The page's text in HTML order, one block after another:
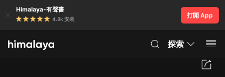
Himalaya-有聲書
4.8k 安裝
打開 App
探索